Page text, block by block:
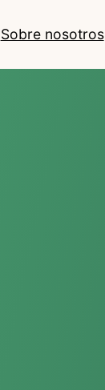
Sobre nosotros